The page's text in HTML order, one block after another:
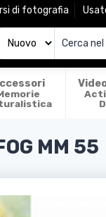
di fotografia
MM 55